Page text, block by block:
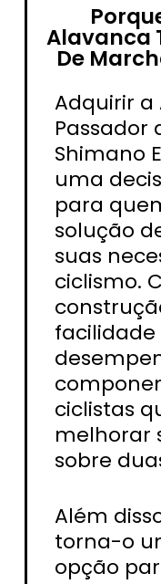
Alavanca
De
Adquirir a
Passador
Shimano
uma
para
solução
suas
ciclismo.
facilidade
ciclistas
melhorar
sobre
Além
torna-o
opção